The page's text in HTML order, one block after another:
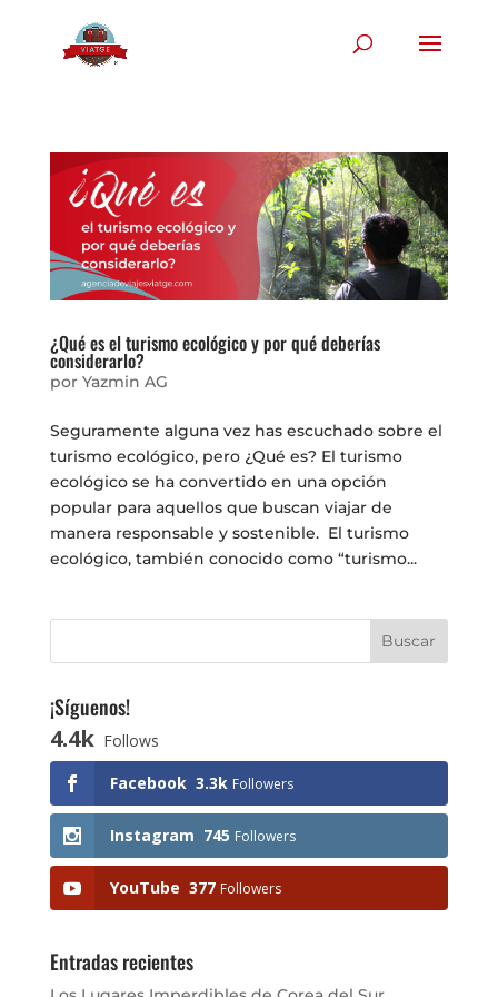
¿Qué es el turismo ecológico y por qué deberías
considerarlo?
por Yazmin AG
Seguramente alguna vez has escuchado sobre el
turismo ecológico, pero ¿Qué es? El turismo
ecológico se ha convertido en una opción
popular para aquellos que buscan viajar de
manera responsable y sostenible. El turismo
ecológico, también conocido como “turismo...
¡Síguenos!
4.4k Follows
Facebook 3.3k Followers
Instagram 745 Followers
YouTube 377 Followers
Entradas recientes